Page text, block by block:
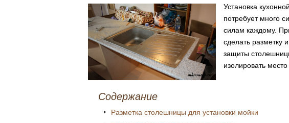
Установка
потребует много
силам каждому.
сделать разметку
защиты
изолировать
Содержание
Разметка столешницы для установки мойки